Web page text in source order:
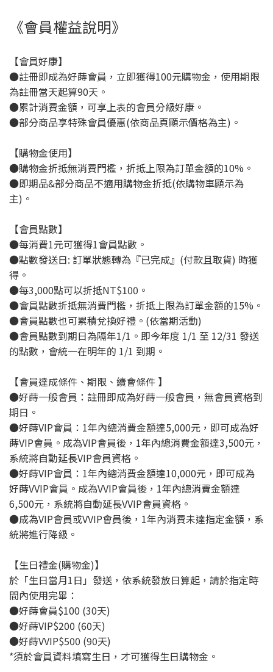
《會員權益說明》
【會員好康】
●註冊即成為好蒔會員，立即獲得100元購物金，使用期限
為註冊當天起算90天。
●累計消費金額，可享上表的會員分級好康。
●部分商品享特殊會員優惠(依商品頁顯示價格為主)。
【購物金使用】
●購物金折抵無消費門檻，折抵上限為訂單金額的10%。
●即期品&部分商品不適用購物金折抵(依購物車顯示為
主)。
【會員點數】
●每消費1元可獲得1會員點數。
●點數發送日: 訂單狀態轉為『已完成』(付款且取貨) 時獲
得。
●每3,000點可以折抵NT$100。
●會員點數折抵無消費門檻，折抵上限為訂單金額的15%。
●會員點數也可累積兌換好禮。(依當期活動)
●會員點數到期日為隔年1/1。即今年度 1/1 至 12/31 發送
的點數，會統一在明年的 1/1 到期。
【會員達成條件、期限、續會條件 】
●好蒔一般會員：註冊即成為好蒔一般會員，無會員資格到
期日。
●好蒔VIP會員：1年內總消費金額達5,000元，即可成為好
蒔VIP會員。成為VIP會員後，1年內總消費金額達3,500元，
系統將自動延長VIP會員資格。
●好蒔VIP會員：1年內總消費金額達10,000元，即可成為
好蒔VVIP會員。成為VVIP會員後，1年內總消費金額達
6,500元，系統將自動延長VVIP會員資格。
●成為VIP會員或VVIP會員後，1年內消費未達指定金額，系
統將進行降級。
【生日禮金(購物金)】
於「生日當月1日」發送，依系統發放日算起，請於指定時
間內使用完畢：
●好蒔會員$100 (30天)
●好蒔VIP$200 (60天)
●好蒔VVIP$500 (90天)
*須於會員資料填寫生日，才可獲得生日購物金。